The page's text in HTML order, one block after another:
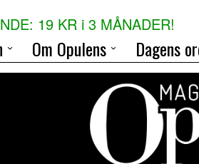
19 KR i 3 MÅNADER!
Om Opulens Dagens